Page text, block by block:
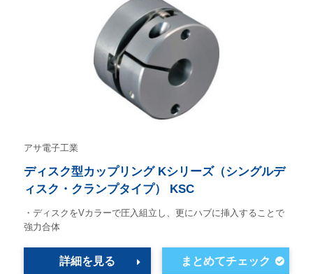
アサ電子工業
ディスク型カップリング Kシリーズ（シングルデ
ィスク・クランプタイプ） KSC
・ディスクをVカラーで圧入組立し、更にハブに挿入することで
強力合体
詳細を見る